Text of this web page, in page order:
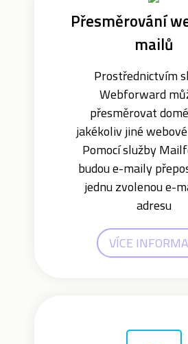
Přesměrování
mailů
Prostřednictvím
Webforward
přesměrovat
jakékoliv jiné
Pomocí služby
budou e-maily
jednu zvolenou e-
adresu
VÍCE